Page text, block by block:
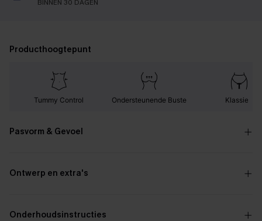
BINNEN 30 DAGEN
Producthoogtepunt
Tummy Control Ondersteunende Buste Klassiek
Pasvorm & Gevoel
Ontwerp en extra's
Onderhoudsinstructies